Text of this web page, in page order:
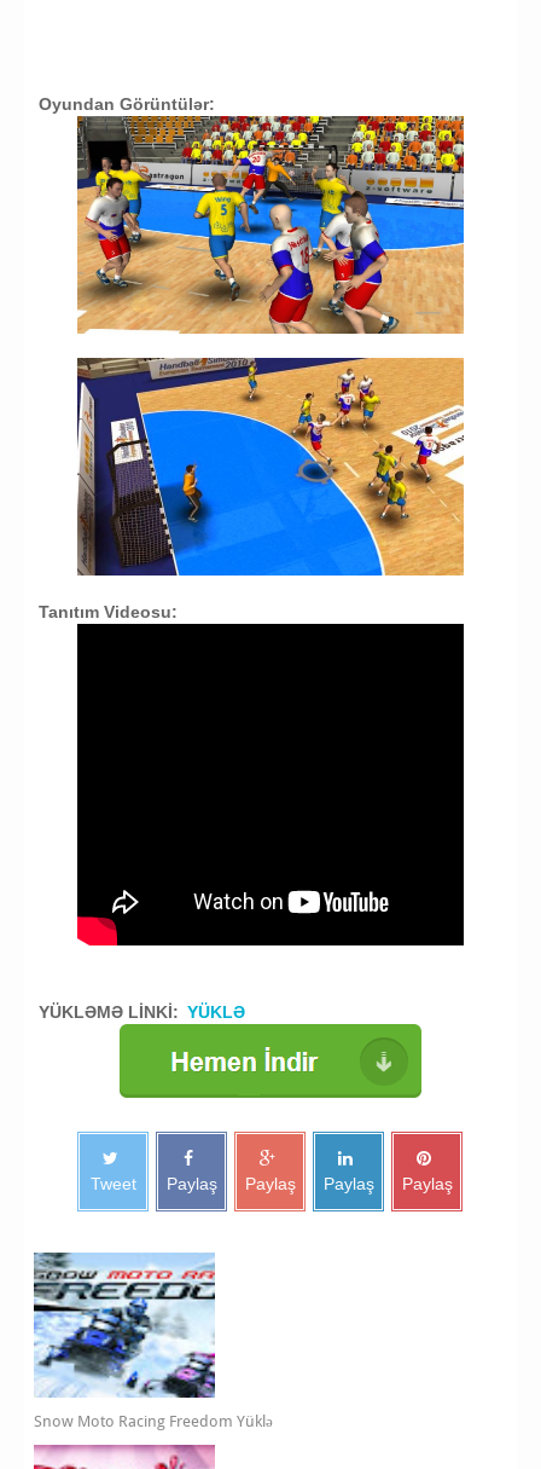
Oyundan Görüntülər:
Tanıtım Videosu:
YÜKLƏMƏ LİNKİ: YÜKLƏ
Tweet Paylaş Paylaş Paylaş Paylaş
Snow Moto Racing Freedom Yüklə